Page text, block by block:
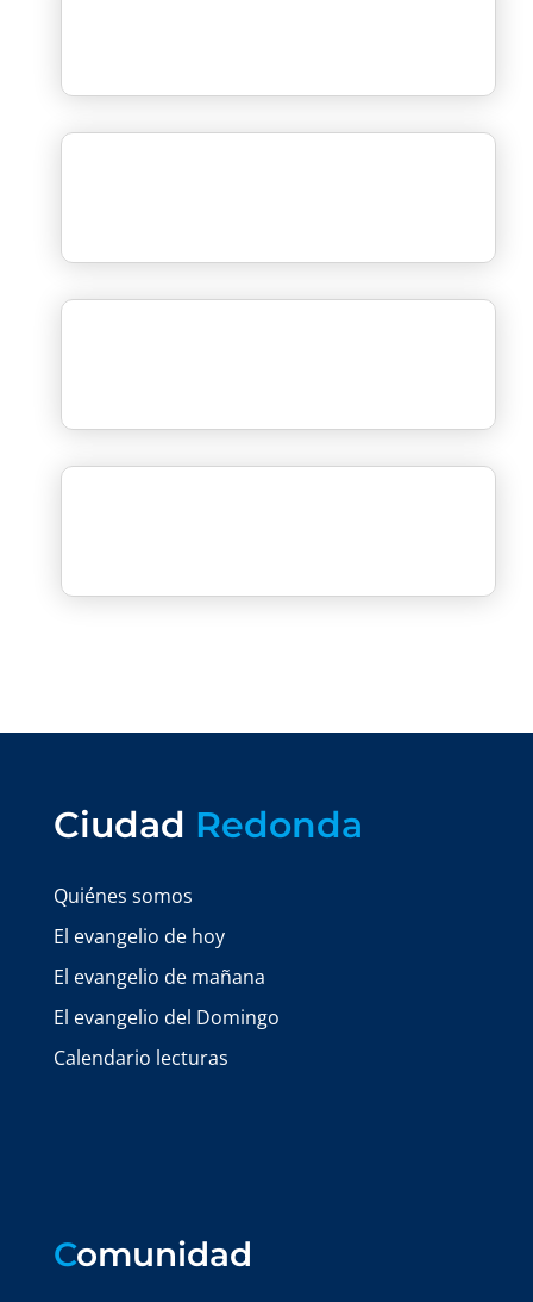
Ciudad Redonda
Quiénes somos
El evangelio de hoy
El evangelio de mañana
El evangelio del Domingo
Calendario lecturas
Comunidad